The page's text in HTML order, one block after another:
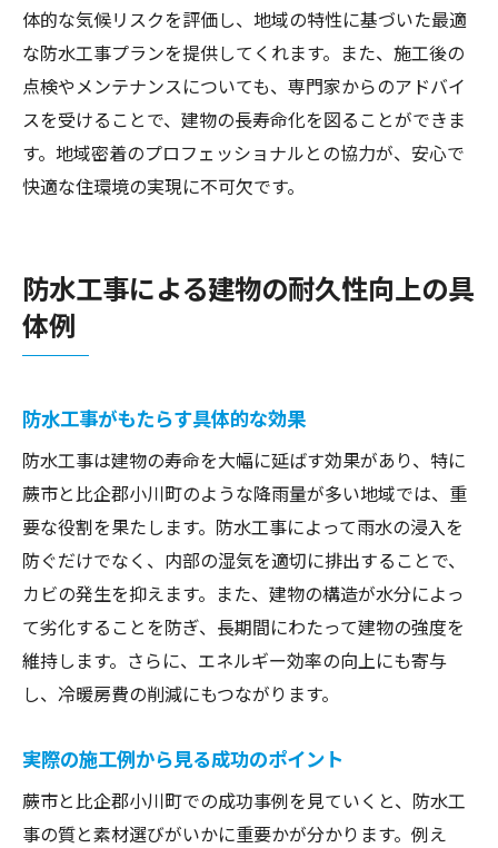
体的な気候リスクを評価し、地域の特性に基づいた最適
な防水工事プランを提供してくれます。また、施工後の
点検やメンテナンスについても、専門家からのアドバイ
スを受けることで、建物の長寿命化を図ることができま
す。地域密着のプロフェッショナルとの協力が、安心で
快適な住環境の実現に不可欠です。
防水工事による建物の耐久性向上の具
体例
防水工事がもたらす具体的な効果
防水工事は建物の寿命を大幅に延ばす効果があり、特に
蕨市と比企郡小川町のような降雨量が多い地域では、重
要な役割を果たします。防水工事によって雨水の浸入を
防ぐだけでなく、内部の湿気を適切に排出することで、
カビの発生を抑えます。また、建物の構造が水分によっ
て劣化することを防ぎ、長期間にわたって建物の強度を
維持します。さらに、エネルギー効率の向上にも寄与
し、冷暖房費の削減にもつながります。
実際の施工例から見る成功のポイント
蕨市と比企郡小川町での成功事例を見ていくと、防水工
事の質と素材選びがいかに重要かが分かります。例え